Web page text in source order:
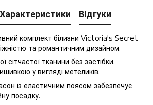
Характеристики Відгуки
комплект білизни Victoria's Secret
та романтичним дизайном.
сітчастої тканини без застібки,
у вигляді метеликів.
із еластичним поясом забезпечує
посадку.